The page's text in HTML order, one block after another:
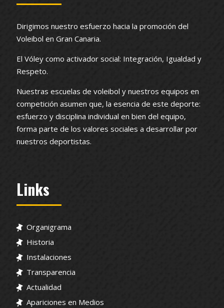
Dirigimos nuestro esfuerzo hacia la promoción del
Voleibol en Gran Canaria.
El Vóley como activador social: Integración, Igualdad y
Respeto.
Nuestras escuelas de voleibol y nuestros equipos en
competición asumen que, la esencia de este deporte:
esfuerzo y disciplina individual en bien del equipo,
forma parte de los valores sociales a desarrollar por
nuestros deportistas.
Links
Organigrama
Historia
Instalaciones
Transparencia
Actualidad
Apariciones en Medios